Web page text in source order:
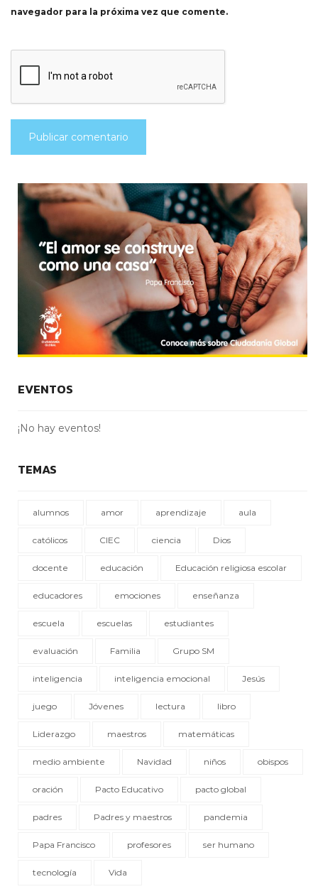
navegador para la próxima vez que comente.
EVENTOS
¡No hay eventos!
TEMAS
alumnos amor aprendizaje aula
católicos CIEC ciencia Dios
docente educación Educación religiosa escolar
educadores emociones enseñanza
escuela escuelas estudiantes
evaluación Familia Grupo SM
inteligencia inteligencia emocional Jesús
juego Jóvenes lectura libro
Liderazgo maestros matemáticas
medio ambiente Navidad niños obispos
oración Pacto Educativo pacto global
padres Padres y maestros pandemia
Papa Francisco profesores ser humano
tecnología Vida